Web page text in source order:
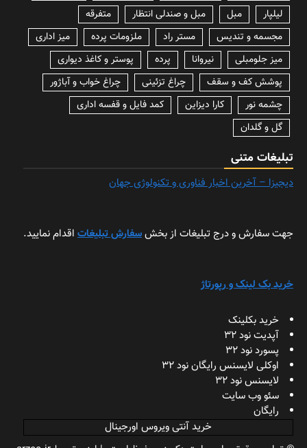
لیلپار
مبل مبل و صندلی انتظار
متفرقه
مجسمه و تندیس
مستر راد ملزومات پرده
میز اداری
میز جلومبلی
نیروانا پرده
پوستر و کاغذ دیواری
پوشش کف و سقف
چراغ تزئینی
چراغ خواب و آباژور
چشمه نور
کارا دیزاین
کمد فایل و قفسه اداری
گل و گلدان
تبلیغات متنی
دیجیزا – آخرین اخبار فناوری و تکنولوژی جهان
جهت سفارش و درج تبلیغات از بخشسفارش تبلیغات اقدام نمایید.
خرید بک لینک و رپورتاژ
خرید بکلینک
آپدیت نود 32
پسورد نود 32
اوکلی لایسنس رایگان نود 32
لایسنس نود 32
سئو وب سایت
رایگان
خرید آنتی ویروس اورجینال